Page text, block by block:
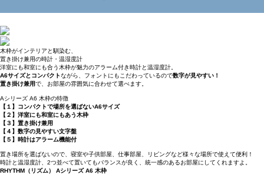
木枠がインテリアと馴染む、
置き掛け兼用の時計・温湿度計
洋室にも和室にも合う木枠が魅力のアラーム付き時計と温湿度計。
A6サイズとコンパクトながら、フォントにもこだわっているので数字が見やすい！
置き掛け兼用で、お部屋の雰囲気に合わせて選べます。
Aシリーズ A6 木枠の特徴
【１】コンパクトで場所を選ばないA6サイズ
【２】洋室にも和室にもあう木枠
【３】置き掛け兼用
【４】数字の見やすい文字盤
【５】時計はアラーム機能付
置き場所を選ばないので、寝室や子供部屋、仕事部屋、リビングなど様々な場所で使えて便利！
時計と温湿度計、2つ並べて置いてもバランスが良く、統一感のあるお部屋にしてくれますよ。
RHYTHM（リズム） Aシリーズ A6 木枠